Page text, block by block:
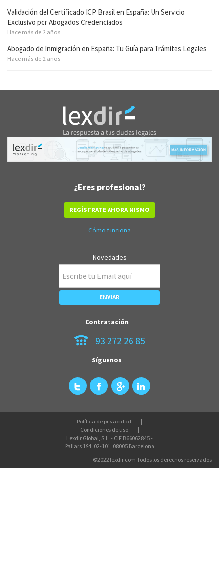
Validación del Certificado ICP Brasil en España: Un Servicio
Exclusivo por Abogados Credenciados
Hace más de 2 años
Abogado de Inmigración en España: Tu Guía para Trámites Legales
Hace más de 2 años
¿Eres profesional?
REGÍSTRATE AHORA MISMO
Cómo funciona
Novedades
Contratación
93 272 26 85
Síguenos
Política de privacidad
Condiciones de uso
Lexdir Global, S.L. - CIF B66062845 -
Pallars 194, 02-101, 08005 Barcelona
©2022 lexdir.com Todos los derechos reservados